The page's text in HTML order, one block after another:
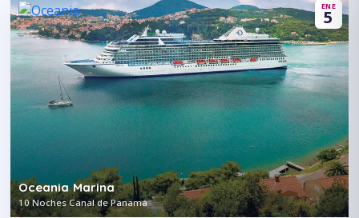
ENE
5
Oceania Marina
10 Noches Canal de Panamá